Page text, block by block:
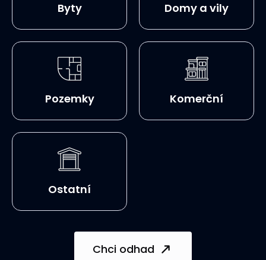
Byty Domy a vily
Pozemky Komerční
Ostatní
Chci odhad